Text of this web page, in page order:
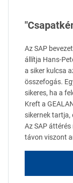
Az SAP
állítja Hans-
a siker kulcsa
összefogás.
sikeres, ha a
Kreft a
sikernek tartja,
Az SAP
távon viszont